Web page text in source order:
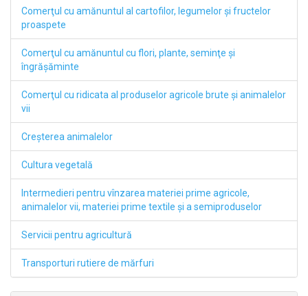
Comerţul cu amănuntul al cartofilor, legumelor şi fructelor
proaspete
Comerţul cu amănuntul cu flori, plante, seminţe şi
îngrăşăminte
Comerţul cu ridicata al produselor agricole brute şi animalelor
vii
Creşterea animalelor
Cultura vegetală
Intermedieri pentru vînzarea materiei prime agricole,
animalelor vii, materiei prime textile şi a semiproduselor
Servicii pentru agricultură
Transporturi rutiere de mărfuri